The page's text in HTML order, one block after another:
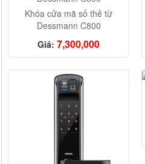
Khóa cửa mã số thẻ từ
Dessmann C800
Giá: 7,300,000